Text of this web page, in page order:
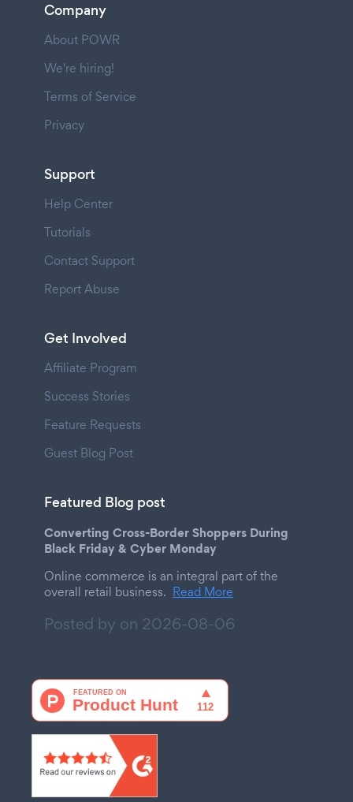
Company
About POWR
We're hiring!
Terms of Service
Privacy
Support
Help Center
Tutorials
Contact Support
Report Abuse
Get Involved
Affiliate Program
Success Stories
Feature Requests
Guest Blog Post
Featured Blog post
Converting Cross-Border Shoppers During
Black Friday & Cyber Monday
Online commerce is an integral part of the
overall retail business. Read More
Posted by on 2026-08-06